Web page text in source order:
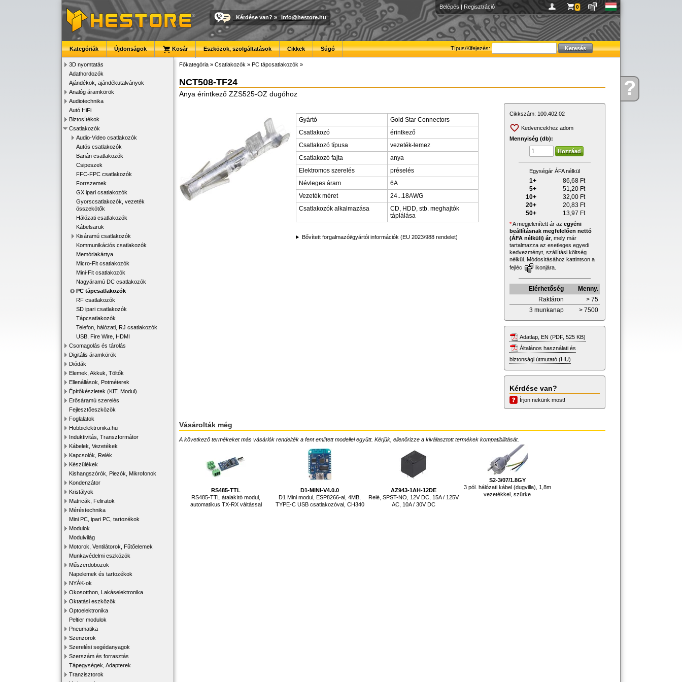
Kérdése?
Belépés | Regisztráció 0
Kérdése van? » info@hestore.hu
Típus/Kifejezés:
Kategóriák Újdonságok Kosár Eszközök, szolgáltatások Cikkek Súgó
3D nyomtatás
Adathordozók
Ajándékok, ajándékutalványok
Analóg áramkörök
Audiotechnika
Autó HiFi
Biztosítékok
Csatlakozók
Audio-Video csatlakozók
Autós csatlakozók
Banán csatlakozók
Csipeszek
FFC-FPC csatlakozók
Forrszemek
GX ipari csatlakozók
Gyorscsatlakozók, vezeték
összekötők
Hálózati csatlakozók
Kábelsaruk
Kisáramú csatlakozók
Kommunikációs csatlakozók
Memóriakártya
Micro-Fit csatlakozók
Mini-Fit csatlakozók
Nagyáramú DC csatlakozók
PC tápcsatlakozók
RF csatlakozók
SD ipari csatlakozók
Tápcsatlakozók
Telefon, hálózati, RJ csatlakozók
USB, Fire Wire, HDMI
Csomagolás és tárolás
Digitális áramkörök
Diódák
Elemek, Akkuk, Töltők
Ellenállások, Potméterek
Építőkészletek (KIT, Modul)
Erősáramú szerelés
Fejlesztőeszközök
Foglalatok
Hobbielektronika.hu
Induktivitás, Transzformátor
Kábelek, Vezetékek
Kapcsolók, Relék
Készülékek
Kishangszórók, Piezók, Mikrofonok
Kondenzátor
Kristályok
Matricák, Feliratok
Méréstechnika
Mini PC, ipari PC, tartozékok
Modulok
Modulvilág
Motorok, Ventilátorok, Fűtőelemek
Munkavédelmi eszközök
Műszerdobozok
Napelemek és tartozékok
NYÁK-ok
Okosotthon, Lakáselektronika
Oktatási eszközök
Optoelektronika
Peltier modulok
Pneumatika
Szenzorok
Szerelési segédanyagok
Szerszám és forrasztás
Tápegységek, Adapterek
Tranzisztorok
Főkategória » Csatlakozók » PC tápcsatlakozók »
NCT508-TF24
Anya érintkező ZZS525-OZ dugóhoz
Gyártó
Gold Star Connectors
Csatlakozó
érintkező
Csatlakozó típusa
vezeték-lemez
Csatlakozó fajta
anya
Elektromos szerelés
préselés
Névleges áram
6A
Vezeték méret
24...18AWG
Csatlakozók alkalmazása
CD, HDD, stb. meghajtók
táplálása
Bővített forgalmazói/gyártói információk (EU 2023/988 rendelet)
Cikkszám: 100.402.02
Kedvencekhez adom
Mennyiség (db):
Egységár ÁFA nélkül
1+ 86,68 Ft
5+
51,20 Ft
10+
32,00 Ft
20+
20,83 Ft
50+
13,97 Ft
*A megjelenített ár az egyéni
beállításnak megfelelően nettó
(ÁFA nélküli) ár, mely már
tartalmazza az esetleges egyedi
kedvezményt, szállítási költség
nélkül. Módosításához kattintson a
fejléc
ikonjára.
Elérhetőség
Menny.
Raktáron
> 75
3 munkanap
> 7500
Adatlap, EN (PDF, 525 KB)
Általános használati és
biztonsági útmutató (HU)
Kérdése van?
Írjon nekünk most!
Vásárolták még
A következő termékeket más vásárlók rendelték a fent említett modellel együtt. Kérjük, ellenőrizze a kiválasztott termékek kompatibilitását.
RS485-TTL
RS485-TTL átalakító modul,
automatikus TX-RX váltással
D1-MINI-V4.0.0
D1 Mini modul, ESP8266-al, 4MB,
TYPE-C USB csatlakozóval, CH340
AZ943-1AH-12DE
Relé, SPST-NO, 12V DC, 15A / 125V
AC, 10A / 30V DC
S2-3/07/1.8GY
3 pól. hálózati kábel (dugvilla), 1,8m
vezetékkel, szürke